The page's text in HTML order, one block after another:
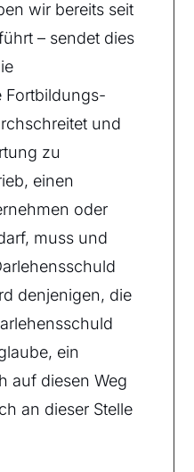
wir bereits seit
– sendet dies
Fortbildungs-
und
zu
einen
oder
muss und
denjenigen, die
ein
auf diesen Weg
an dieser Stelle